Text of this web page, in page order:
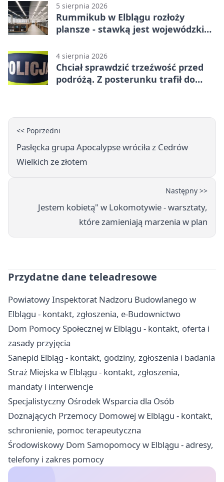
5 sierpnia 2026
Rummikub w Elblągu rozłoży
plansze - stawką jest wojewódzki
4 sierpnia 2026
Chciał sprawdzić trzeźwość przed
podróżą. Z posterunku trafił do
<< Poprzedni
Pasłęcka grupa Apocalypse wróciła z Cedrów
Wielkich ze złotem
Następny >>
Jestem kobietą" w Lokomotywie - warsztaty,
które zamieniają marzenia w plan
Przydatne dane teleadresowe
Powiatowy Inspektorat Nadzoru Budowlanego w
Elblągu - kontakt, zgłoszenia, e-Budownictwo
Dom Pomocy Społecznej w Elblągu - kontakt, oferta i
zasady przyjęcia
Sanepid Elbląg - kontakt, godziny, zgłoszenia i badania
Straż Miejska w Elblągu - kontakt, zgłoszenia,
mandaty i interwencje
Specjalistyczny Ośrodek Wsparcia dla Osób
Doznających Przemocy Domowej w Elblągu - kontakt,
schronienie, pomoc terapeutyczna
Środowiskowy Dom Samopomocy w Elblągu - adresy,
telefony i zakres pomocy